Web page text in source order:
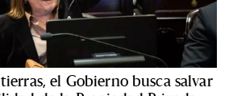
el Gobierno busca salvar